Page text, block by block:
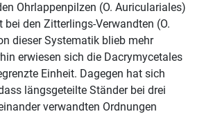
Ohrlappenpilzen (O. Auriculariales)
bei den Zitterlings-Verwandten (O.
dieser Systematik blieb mehr
erwiesen sich die Dacrymycetales
Einheit. Dagegen hat sich
längsgeteilte Ständer bei drei
verwandten Ordnungen